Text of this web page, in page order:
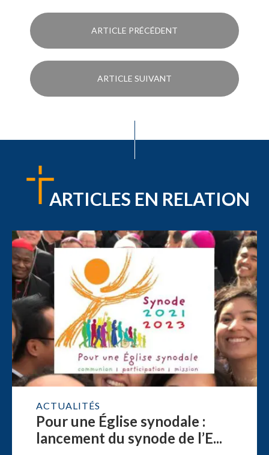
ARTICLE PRÉCÉDENT
ARTICLE SUIVANT
ARTICLES EN RELATION
ACTUALITÉS
Pour une Église synodale :
lancement du synode de l’E...